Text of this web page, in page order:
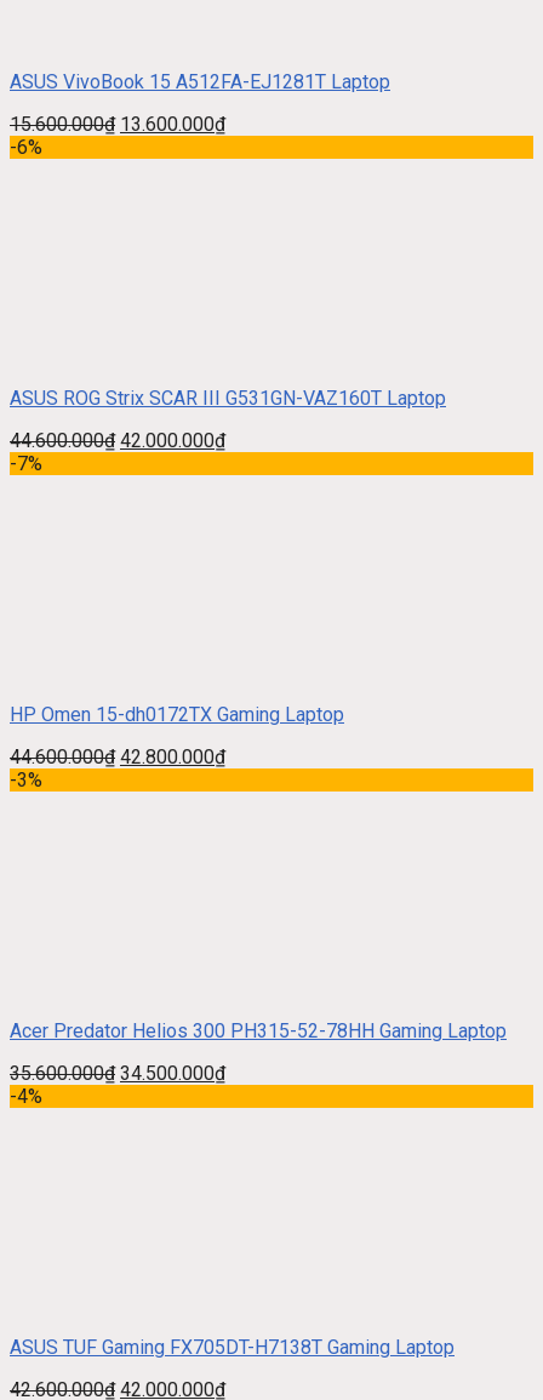
ASUS VivoBook 15 A512FA-EJ1281T Laptop
15.600.000₫ 13.600.000₫
-6%
ASUS ROG Strix SCAR III G531GN-VAZ160T Laptop
44.600.000₫ 42.000.000₫
-7%
HP Omen 15-dh0172TX Gaming Laptop
44.600.000₫ 42.800.000₫
-3%
Acer Predator Helios 300 PH315-52-78HH Gaming Laptop
35.600.000₫ 34.500.000₫
-4%
ASUS TUF Gaming FX705DT-H7138T Gaming Laptop
42.600.000₫ 42.000.000₫